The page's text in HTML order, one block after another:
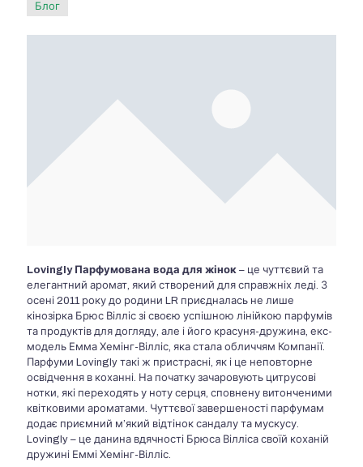
Блог
Lovingly Парфумована вода для жінок – це чуттєвий та
елегантний аромат, який створений для справжніх леді. З
осені 2011 року до родини LR приєдналась не лише
кінозірка Брюс Вілліс зі своєю успішною лінійкою парфумів
та продуктів для догляду, але і його красуня-дружина, екс-
модель Емма Хемінг-Вілліс, яка стала обличчям Компанії.
Парфуми Lovingly такі ж пристрасні, як і це неповторне
освідчення в коханні. На початку зачаровують цитрусові
нотки, які переходять у ноту серця, сповнену витонченими
квітковими ароматами. Чуттєвої завершеності парфумам
додає приємний м’який відтінок сандалу та мускусу.
Lovingly – це данина вдячності Брюса Вілліса своїй коханій
дружині Еммі Хемінг-Вілліс.